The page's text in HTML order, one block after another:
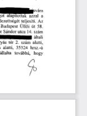
' vára
alapítottak azzal a
teljesíti.
Az
Budapest Üllői at 58.
Sándor utca 14. szám
általi
ter 2. szám alatti,
alatti, 35324 hrsz.-a
továbbá, hogy